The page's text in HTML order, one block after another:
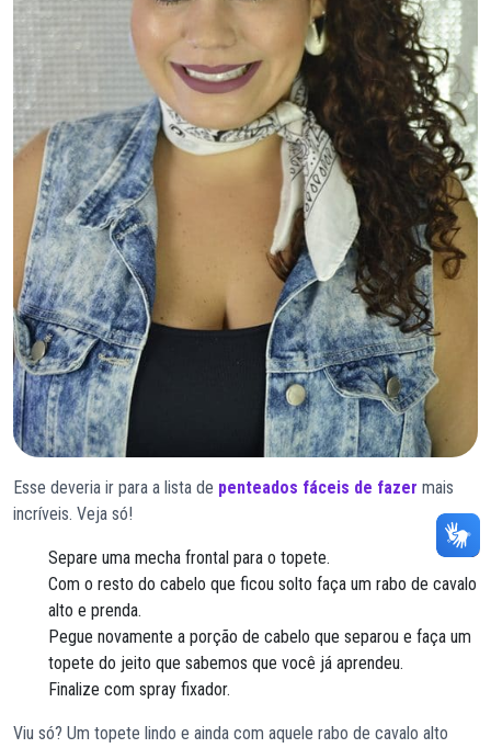
Esse deveria ir para a lista de penteados fáceis de fazer mais
incríveis. Veja só!
Separe uma mecha frontal para o topete.
Com o resto do cabelo que ficou solto faça um rabo de cavalo
alto e prenda.
Pegue novamente a porção de cabelo que separou e faça um
topete do jeito que sabemos que você já aprendeu.
Finalize com spray fixador.
Viu só? Um topete lindo e ainda com aquele rabo de cavalo alto